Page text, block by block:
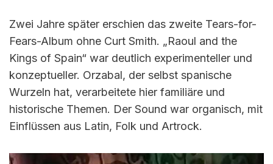
Zwei Jahre später erschien das zweite Tears-for-
Fears-Album ohne Curt Smith. „Raoul and the
Kings of Spain“ war deutlich experimenteller und
konzeptueller. Orzabal, der selbst spanische
Wurzeln hat, verarbeitete hier familiäre und
historische Themen. Der Sound war organisch, mit
Einflüssen aus Latin, Folk und Artrock.